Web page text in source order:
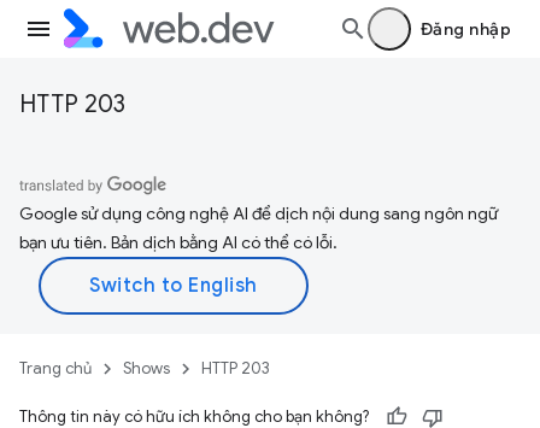
Đăng nhập
HTTP 203
Google sử dụng công nghệ AI để dịch nội dung sang ngôn ngữ
bạn ưu tiên. Bản dịch bằng AI có thể có lỗi.
Trang chủ Shows HTTP 203
Thông tin này có hữu ích không cho bạn không?